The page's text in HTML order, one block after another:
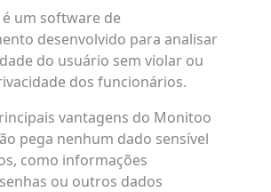
um software de
desenvolvido para analisar
do usuário sem violar ou
dos funcionários.
vantagens do Monitoo
pega nenhum dado sensível
como informações
ou outros dados